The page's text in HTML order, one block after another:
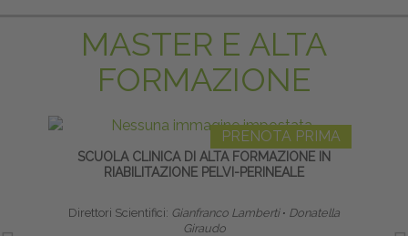
MASTER E ALTA
FORMAZIONE
PRENOTA PRIMA
SCUOLA CLINICA DI ALTA FORMAZIONE IN
RIABILITAZIONE PELVI-PERINEALE
Direttori Scientifici: Gianfranco Lamberti ∙ Donatella
Giraudo